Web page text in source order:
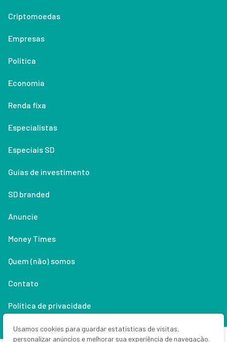
Criptomoedas
Empresas
Política
Economia
Renda fixa
Especialistas
Especiais SD
Guias de investimento
SD branded
Anuncie
Money Times
Quem (não) somos
Contato
Política de privacidade
Lifestyle
Usamos cookies para guardar estatísticas de visitas,
personalizar anúncios e melhorar sua experiência de navegação.